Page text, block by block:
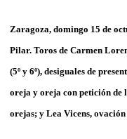
Zaragoza, domingo 15 de
Pilar. Toros de Carmen
(5º y 6º), desiguales de
oreja y oreja con petición de
orejas; y Lea Vicens,